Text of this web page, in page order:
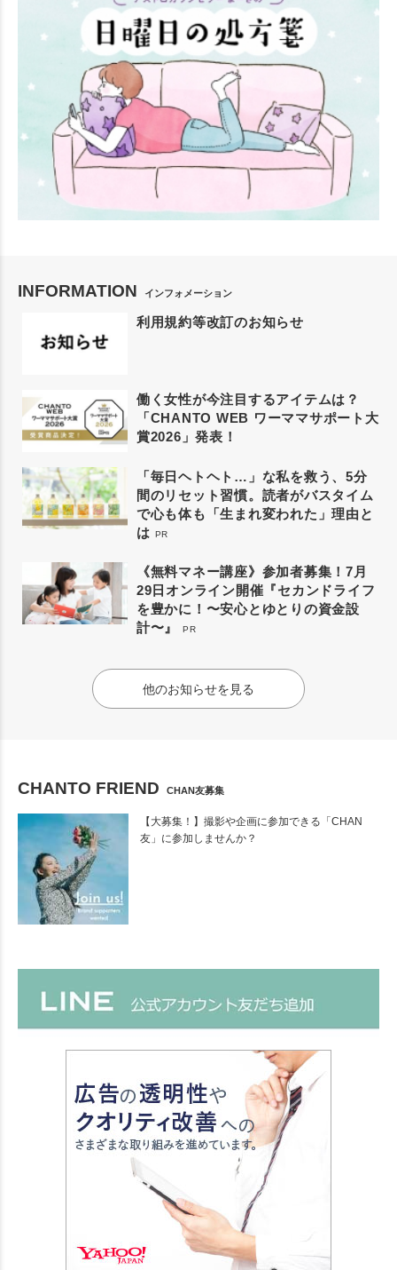
INFORMATION インフォメーション
利用規約等改訂のお知らせ
働く女性が今注目するアイテムは？
「CHANTO WEB ワーママサポート大
賞2026」発表！
「毎日ヘトヘト…」な私を救う、5分
間のリセット習慣。読者がバスタイム
で心も体も「生まれ変われた」理由と
は PR
《無料マネー講座》参加者募集！7月
29日オンライン開催『セカンドライフ
を豊かに！〜安心とゆとりの資金設
計〜』
PR
他のお知らせを見る
CHANTO FRIEND CHAN友募集
【大募集！】撮影や企画に参加できる「CHAN
友」に参加しませんか？